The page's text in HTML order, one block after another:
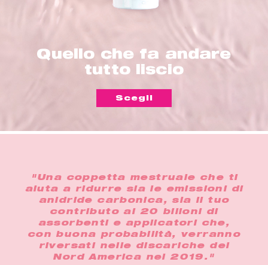
Quello che fa andare
tutto liscio
Scegli
"Una coppetta mestruale che ti
aiuta a ridurre sia le emissioni di
anidride carbonica, sia il tuo
contributo ai 20 bilioni di
assorbenti e applicatori che,
con buona probabilità, verranno
riversati nelle discariche del
Nord America nel 2019."